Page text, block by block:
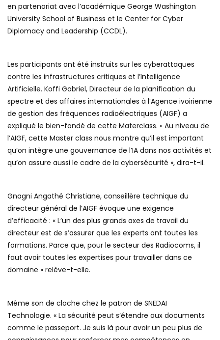
en partenariat avec l’académique George Washington
University School of Business et le Center for Cyber
Diplomacy and Leadership (CCDL).
Les participants ont été instruits sur les cyberattaques
contre les infrastructures critiques et l’Intelligence
Artificielle. Koffi Gabriel, Directeur de la planification du
spectre et des affaires internationales à l’Agence ivoirienne
de gestion des fréquences radioélectriques (AIGF) a
expliqué le bien-fondé de cette Materclass. « Au niveau de
l’AIGF, cette Master class nous montre qu’il est important
qu’on intègre une gouvernance de l’IA dans nos activités et
qu’on assure aussi le cadre de la cybersécurité », dira-t-il.
Gnagni Angathé Christiane, conseillère technique du
directeur général de l’AIGF évoque une exigence
d’efficacité : « L’un des plus grands axes de travail du
directeur est de s’assurer que les experts ont toutes les
formations. Parce que, pour le secteur des Radiocoms, il
faut avoir toutes les expertises pour travailler dans ce
domaine » relève-t-elle.
Même son de cloche chez le patron de SNEDAI
Technologie. « La sécurité peut s’étendre aux documents
comme le passeport. Je suis là pour avoir un peu plus de